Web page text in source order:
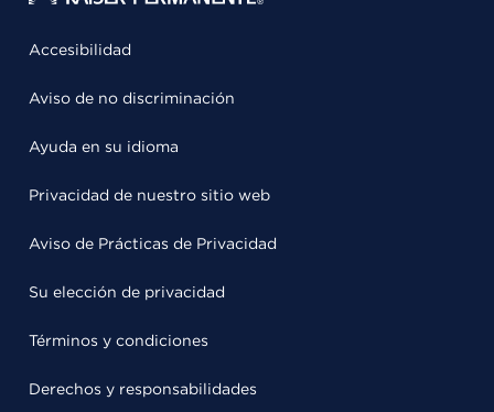
Accesibilidad
Aviso de no discriminación
Ayuda en su idioma
Privacidad de nuestro sitio web
Aviso de Prácticas de Privacidad
Su elección de privacidad
Términos y condiciones
Derechos y responsabilidades